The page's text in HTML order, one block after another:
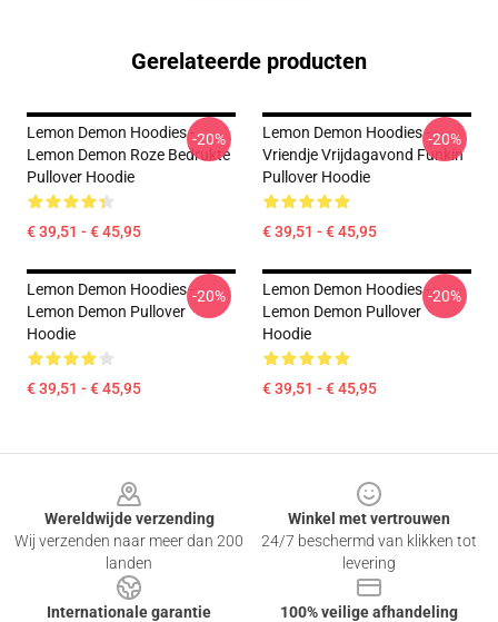
Gerelateerde producten
Lemon Demon Hoodies -
Lemon Demon Roze Bedrukte
Pullover Hoodie
€ 39,51 - € 45,95
-20%
Lemon Demon Hoodies -
Vriendje Vrijdagavond Funkin
Pullover Hoodie
€ 39,51 - € 45,95
-20%
Lemon Demon Hoodies -
Lemon Demon Pullover
Hoodie
€ 39,51 - € 45,95
-20%
Lemon Demon Hoodies -
Lemon Demon Pullover
Hoodie
€ 39,51 - € 45,95
-20%
Wereldwijde verzending
Wij verzenden naar meer dan 200
landen
Winkel met vertrouwen
24/7 beschermd van klikken tot
levering
Internationale garantie
100% veilige afhandeling